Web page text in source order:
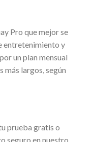
Pro que mejor se
entretenimiento y
un plan mensual
más largos, según
prueba gratis o
seguro en nuestro